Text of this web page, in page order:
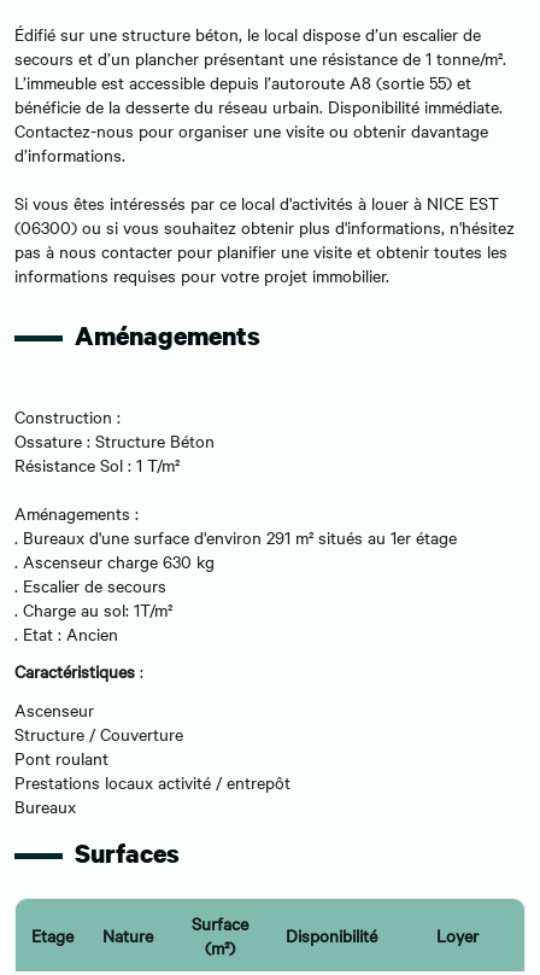
Édifié sur une structure béton, le local dispose d’un escalier de
secours et d’un plancher présentant une résistance de 1 tonne/m².
L’immeuble est accessible depuis l’autoroute A8 (sortie 55) et
bénéficie de la desserte du réseau urbain. Disponibilité immédiate.
Contactez-nous pour organiser une visite ou obtenir davantage
d’informations.
Si vous êtes intéressés par ce local d'activités à louer à NICE EST
(06300) ou si vous souhaitez obtenir plus d'informations, n'hésitez
pas à nous contacter pour planifier une visite et obtenir toutes les
informations requises pour votre projet immobilier.
Aménagements
Construction :
Ossature : Structure Béton
Résistance Sol : 1 T/m²
Aménagements :
. Bureaux d'une surface d'environ 291 m² situés au 1er étage
. Ascenseur charge 630 kg
. Escalier de secours
. Charge au sol: 1T/m²
. Etat : Ancien
Caractéristiques :
Ascenseur
Structure / Couverture
Pont roulant
Prestations locaux activité / entrepôt
Bureaux
Surfaces
Etage Nature
Surface
(m²)
Disponibilité Loyer